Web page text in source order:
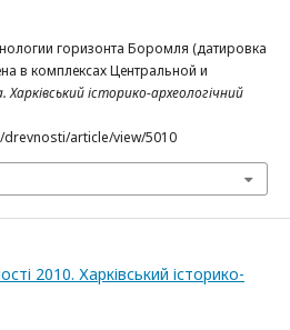
горизонта Боромля (датировка
в комплексах Центральной и
Харківський історико-археологічний
article/view/5010
2010. Харківський історико-